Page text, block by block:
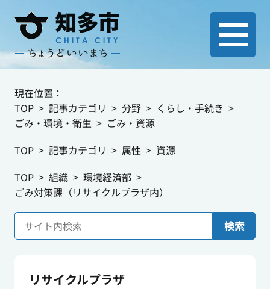
現在位置：
TOP
記事カテゴリ 分野
くらし・手続き
ごみ・環境・衛生
ごみ・資源
TOP
記事カテゴリ 属性
資源
TOP
組織
環境経済部
ごみ対策課（リサイクルプラザ内）
検索
リサイクルプラザ